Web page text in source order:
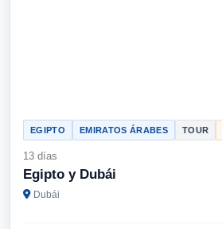
EGIPTO EMIRATOS ÁRABES TOUR
13 días
Egipto y Dubái
Dubái